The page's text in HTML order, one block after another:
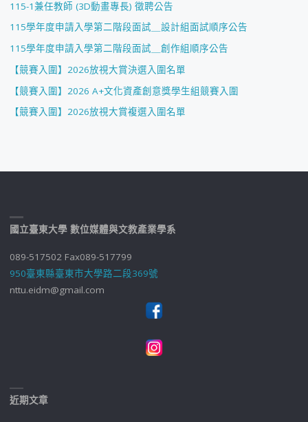
115-1兼任教師 (3D動畫專長) 徵聘公告
115學年度申請入學第二階段面試＿設計組面試順序公告
115學年度申請入學第二階段面試＿創作組順序公告
【競賽入圍】2026放視大賞決選入圍名單
【競賽入圍】2026 A+文化資產創意獎學生組競賽入圍
【競賽入圍】2026放視大賞複選入圍名單
國立臺東大學 數位媒體與文教產業學系
089-517502 Fax089-517799
950臺東縣臺東市大學路二段369號
nttu.eidm@gmail.com
近期文章